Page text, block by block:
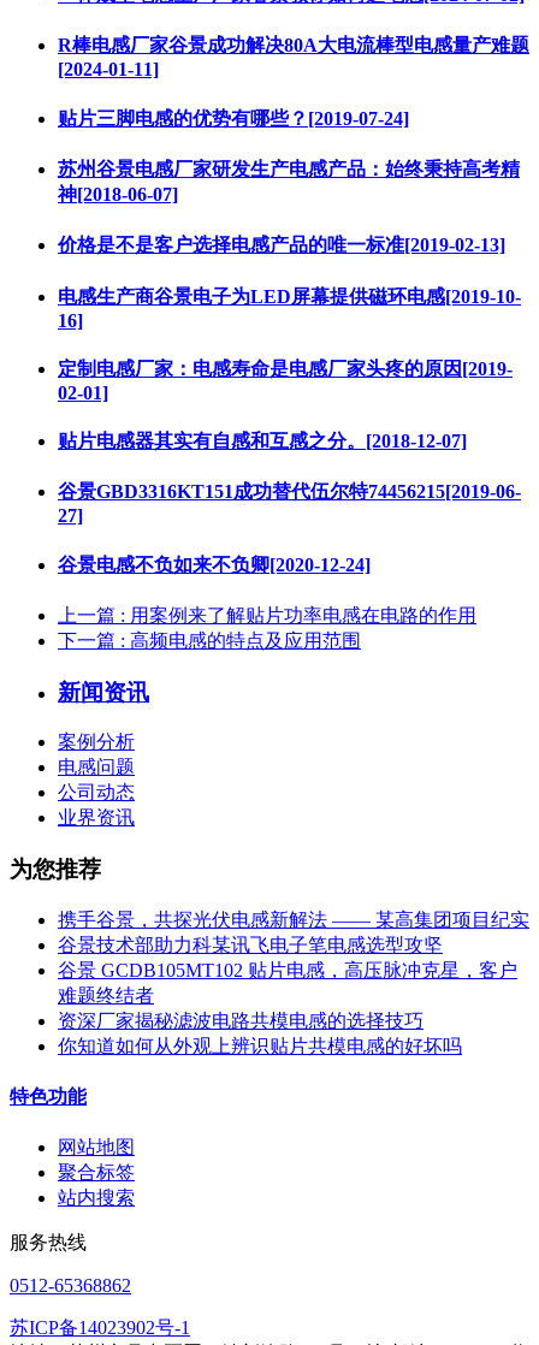
R棒电感厂家谷景成功解决80A大电流棒型电感量产难题
[2024-01-11]
贴片三脚电感的优势有哪些？[2019-07-24]
苏州谷景电感厂家研发生产电感产品：始终秉持高考精
神[2018-06-07]
价格是不是客户选择电感产品的唯一标准[2019-02-13]
电感生产商谷景电子为LED屏幕提供磁环电感[2019-10-
16]
定制电感厂家：电感寿命是电感厂家头疼的原因[2019-
02-01]
贴片电感器其实有自感和互感之分。[2018-12-07]
谷景GBD3316KT151成功替代伍尔特74456215[2019-06-
27]
谷景电感不负如来不负卿[2020-12-24]
上一篇 : 用案例来了解贴片功率电感在电路的作用
下一篇 : 高频电感的特点及应用范围
新闻资讯
案例分析
电感问题
公司动态
业界资讯
为您推荐
携手谷景，共探光伏电感新解法 —— 某高集团项目纪实
谷景技术部助力科某讯飞电子笔电感选型攻坚
谷景 GCDB105MT102 贴片电感，高压脉冲克星，客户
难题终结者
资深厂家揭秘滤波电路共模电感的选择技巧
你知道如何从外观上辨识贴片共模电感的好坏吗
特色功能
网站地图
聚合标签
站内搜索
服务热线
0512-65368862
苏ICP备14023902号-1